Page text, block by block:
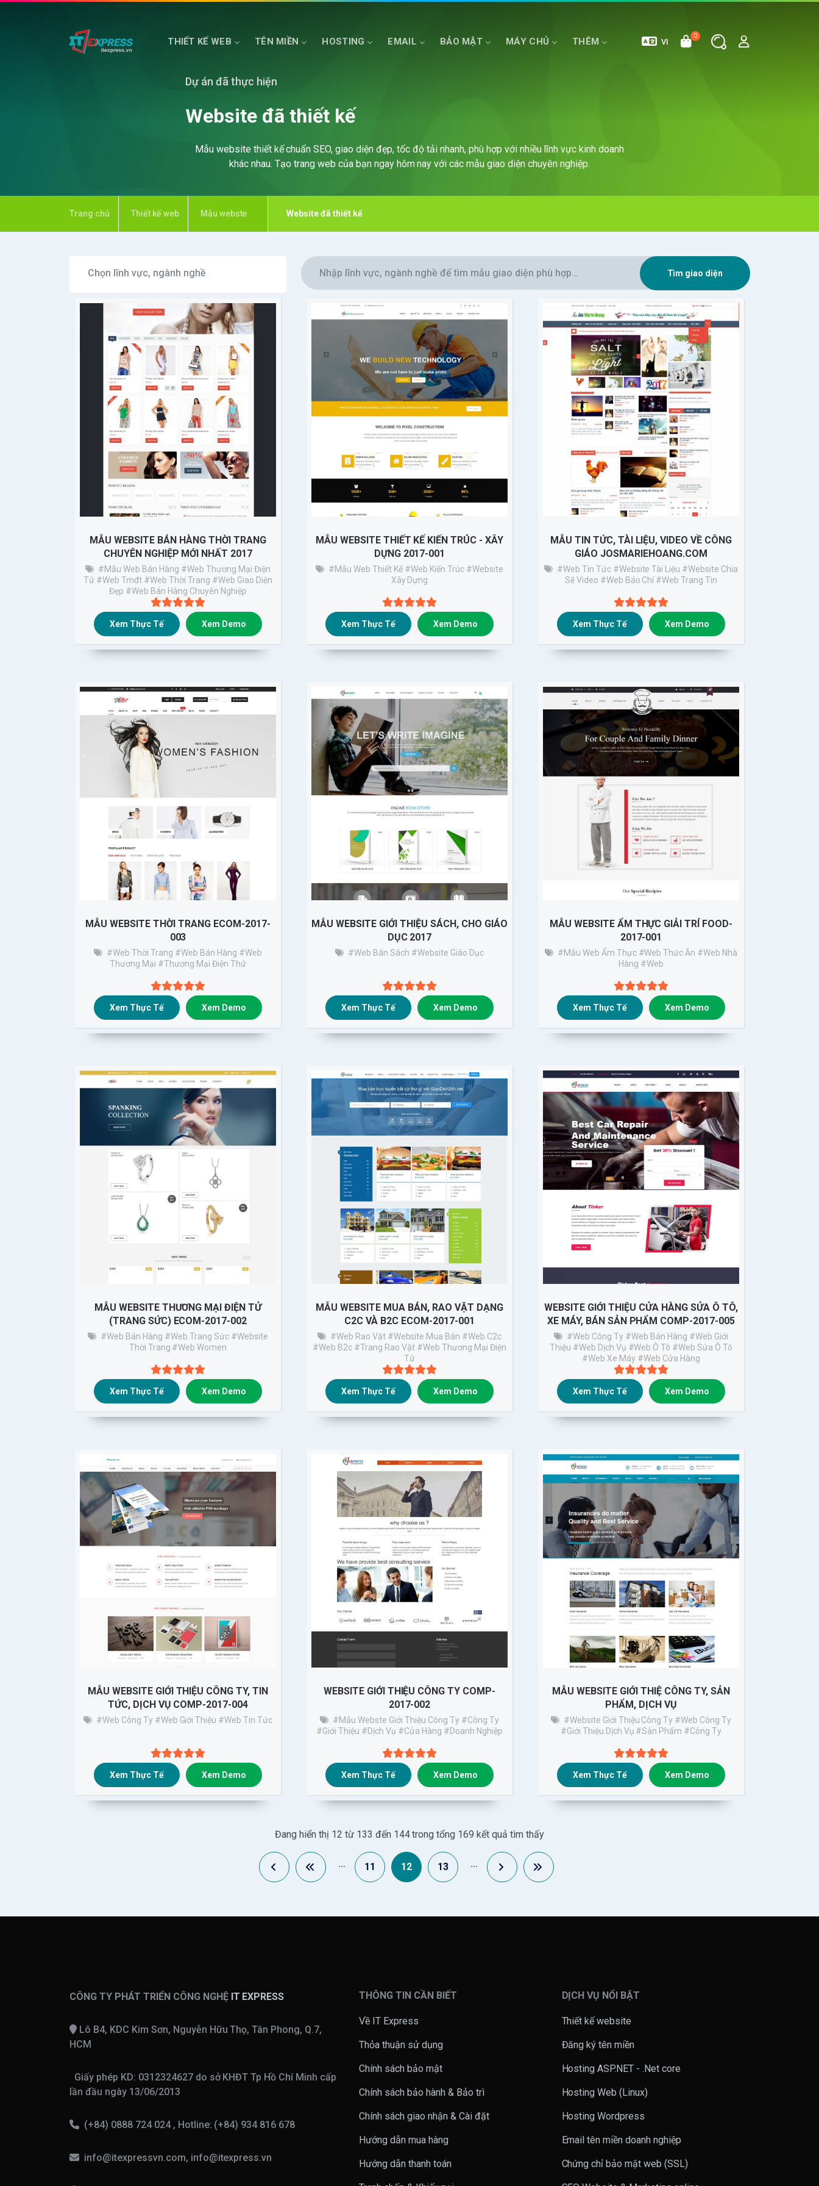
THIẾT KẾ WEB TÊN MIỀN HOSTING
HOSTING WEB HOSTING ASP.NET
EMAIL BẢO MẬT MÁY CHỦ
MÁY CHỦ PHỔ THÔNG
THÊM VI
0
Dự án đã thực hiện
Website đã thiết kế
Mẫu website thiết kế chuẩn SEO, giao diện đẹp, tốc độ tải nhanh, phù hợp với nhiều lĩnh vực kinh doanh
khác nhau. Tạo trang web của bạn ngay hôm nay với các mẫu giao diện chuyên nghiệp.
Trang chủ Thiết kế web Mẫu webste Website đã thiết kế
Chọn lĩnh vực, ngành nghề Tìm giao diện
MẪU WEBSITE BÁN HÀNG THỜI TRANG
CHUYÊN NGHIỆP MỚI NHẤT 2017
#Mẫu Web Bán Hàng #web Thương Mại Điện
Tử #web Tmđt #web Thời Trang #web Giao Diện
Đẹp #web Bán Hàng Chuyên Nghiệp
Xem Thực Tế Xem Demo
MẪU WEBSITE THIẾT KẾ KIẾN TRÚC - XÂY
DỰNG 2017-001
#Mẫu Web Thiết Kế #web Kiến Trúc #website
Xây Dựng
Xem Thực Tế Xem Demo
MẪU TIN TỨC, TÀI LIỆU, VIDEO VỀ CÔNG
GIÁO JOSMARIEHOANG.COM
#web Tin Tức #website Tài Liệu #website Chia
Sẽ Video #web Báo Chí #web Trang Tin
Xem Thực Tế Xem Demo
MẪU WEBSITE THỜI TRANG ECOM-2017-
003
#Web Thời Trang #web Bán Hàng #web
Thương Mại #thương Mại Điện Thử
Xem Thực Tế Xem Demo
MẪU WEBSITE GIỚI THIỆU SÁCH, CHO GIÁO
DỤC 2017
#Web Bán Sách #website Giáo Dục
Xem Thực Tế Xem Demo
MẪU WEBSITE ẨM THỰC GIẢI TRÍ FOOD-
2017-001
#Mẫu Web Ẩm Thực #web Thức Ăn #web Nhà
Hàng #web
Xem Thực Tế Xem Demo
MẪU WEBSITE THƯƠNG MẠI ĐIỆN TỬ
(TRANG SỨC) ECOM-2017-002
#Web Bán Hàng #web Trang Sức #website
Thời Trang #web Women
Xem Thực Tế Xem Demo
MẪU WEBSITE MUA BÁN, RAO VẶT DẠNG
C2C VÀ B2C ECOM-2017-001
#Web Rao Vặt #website Mua Bán #web C2c
#web B2c #trang Rao Vặt #web Thương Mại Điện
Tử
Xem Thực Tế Xem Demo
WEBSITE GIỚI THIỆU CỬA HÀNG SỬA Ô TÔ,
XE MÁY, BÁN SẢN PHẨM COMP-2017-005
#web Công Ty #web Bán Hàng #web Giới
Thiệu #web Dịch Vụ #web Ô Tô #web Sửa Ô Tô
#web Xe Máy #web Cửa Hàng
Xem Thực Tế Xem Demo
MẪU WEBSITE GIỚI THIỆU CÔNG TY, TIN
TỨC, DỊCH VỤ COMP-2017-004
#web Công Ty #web Giới Thiệu #web Tin Tức
Xem Thực Tế Xem Demo
WEBSITE GIỚI THIỆU CÔNG TY COMP-
2017-002
#Mẫu Webste Giới Thiệu Công Ty #công Ty
#giới Thiệu #dịch Vụ #cửa Hàng #doanh Nghiệp
Xem Thực Tế Xem Demo
MẪU WEBSITE GIỚI THIỆ CÔNG TY, SẢN
PHẨM, DỊCH VỤ
#website Giới Thiệu Công Ty #web Công Ty
#giới Thiệu Dịch Vụ #sản Phẩm #công Ty
Xem Thực Tế Xem Demo
Đang hiển thị 12 từ 133 đến 144 trong tổng 169 kết quả tìm thấy
... 11 12 13 ...
CÔNG TY PHÁT TRIỂN CÔNG NGHỆ IT EXPRESS
Lô B4, KDC Kim Sơn, Nguyễn Hữu Thọ, Tân Phong, Q.7,
HCM
Giấy phép KD: 0312324627 do sở KHĐT Tp Hồ Chí Minh cấp
lần đầu ngày 13/06/2013
(+84) 0888 724 024 , Hotline: (+84) 934 816 678
info@itexpressvn.com, info@itexpress.vn
THÔNG TIN CẦN BIẾT
Về IT Express
Thỏa thuận sử dụng
Chính sách bảo mật
Chính sách bảo hành & Bảo trì
Chính sách giao nhận & Cài đặt
Hướng dẫn mua hàng
Hướng dẫn thanh toán
DỊCH VỤ NỔI BẬT
Thiết kế website
Đăng ký tên miền
Hosting ASP.NET - .Net core
Hosting Web (Linux)
Hosting Wordpress
Email tên miền doanh nghiệp
Chứng chỉ bảo mật web (SSL)